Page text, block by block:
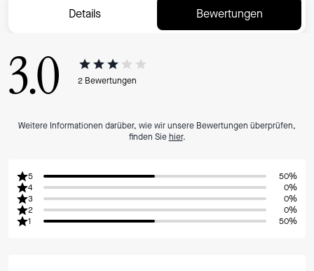
Details Bewertungen
3.0 2 Bewertungen
Weitere Informationen darüber, wie wir unsere Bewertungen überprüfen,
finden Siehier.
5
50%
4
0%
3
0%
2
0%
1
50%